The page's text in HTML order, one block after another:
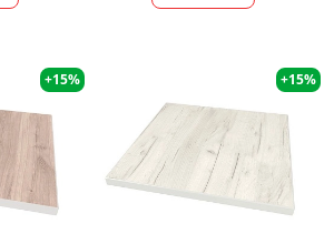
+15% +15%